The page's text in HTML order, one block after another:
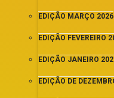
EDIÇÃO MARÇO 2026
EDIÇÃO FEVEREIRO
EDIÇÃO JANEIRO
EDIÇÃO DE